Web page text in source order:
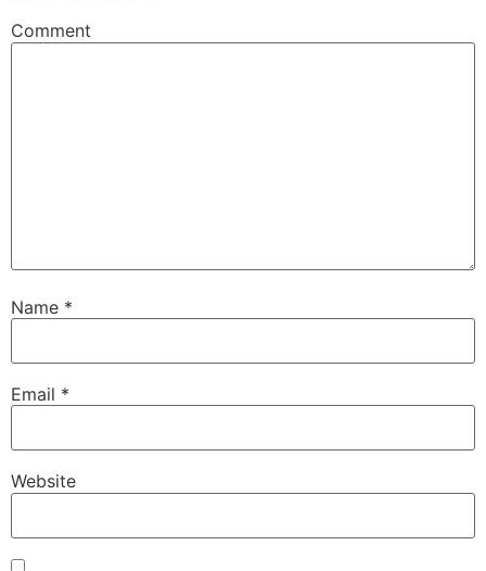
Comment
Name *
Email *
Website